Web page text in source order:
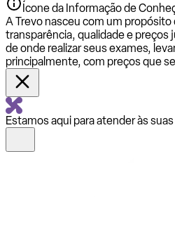
Ícone da Informação de
A Trevo nasceu com um
transparência, qualidade e preços
de onde realizar seus exames,
principalmente, com preços que
Estamos aqui para atender às